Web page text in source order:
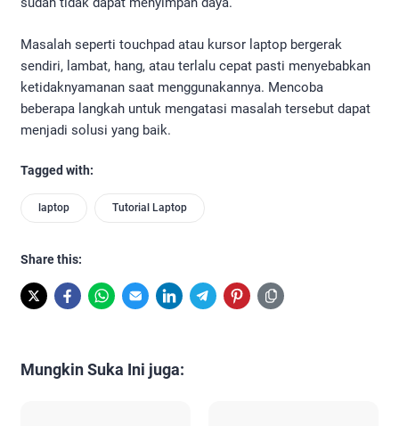
Masalah seperti touchpad atau kursor laptop bergerak
sendiri, lambat, hang, atau terlalu cepat pasti menyebabkan
ketidaknyamanan saat menggunakannya. Mencoba
beberapa langkah untuk mengatasi masalah tersebut dapat
menjadi solusi yang baik.
Tagged with:
laptop Tutorial Laptop
Share this:
Mungkin Suka Ini juga: